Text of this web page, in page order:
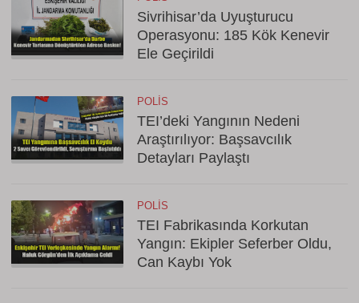
Sivrihisar’da Uyuşturucu
Operasyonu: 185 Kök Kenevir
Ele Geçirildi
POLIS
TEI’deki Yangının Nedeni
Araştırılıyor: Başsavcılık
Detayları Paylaştı
POLIS
TEI Fabrikasında Korkutan
Yangın: Ekipler Seferber Oldu,
Can Kaybı Yok